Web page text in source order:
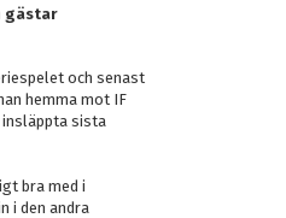
gästar
och senast
hemma mot IF
sista
bra med i
i den andra